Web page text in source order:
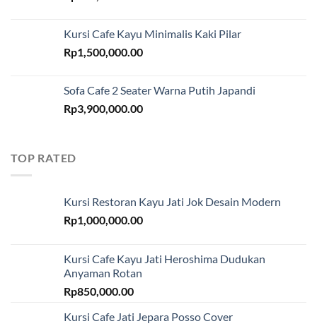
Kursi Cafe Kayu Minimalis Kaki Pilar
Rp1,500,000.00
Sofa Cafe 2 Seater Warna Putih Japandi
Rp3,900,000.00
TOP RATED
Kursi Restoran Kayu Jati Jok Desain Modern
Rp1,000,000.00
Kursi Cafe Kayu Jati Heroshima Dudukan
Anyaman Rotan
Rp850,000.00
Kursi Cafe Jati Jepara Posso Cover